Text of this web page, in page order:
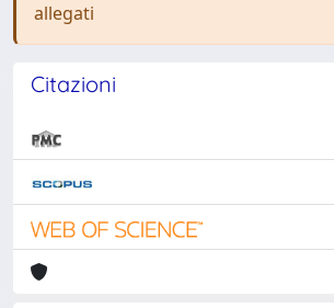
allegati
Citazioni